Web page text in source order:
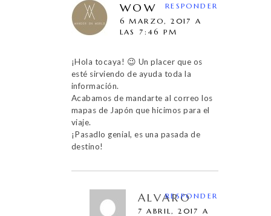
WOW
6 MARZO, 2017 A
LAS 7:46 PM
¡Hola tocaya! 😉 Un placer que os
esté sirviendo de ayuda toda la
información.
Acabamos de mandarte al correo los
mapas de Japón que hicimos para el
viaje.
¡Pasadlo genial, es una pasada de
destino!
RESPONDER
ALVARO
7 ABRIL, 2017 A
RESPONDER